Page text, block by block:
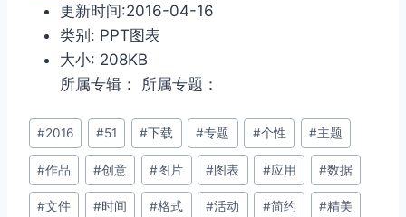
更新时间:2016-04-16
类别: PPT图表
大小: 208KB
所属专辑： 所属专题：
文
章
标
签：
#2016 #51 #下载 #专题 #个性 #主题
#作品 #创意 #图片 #图表 #应用 #数据
#文件 #时间 #格式 #活动 #简约 #精美